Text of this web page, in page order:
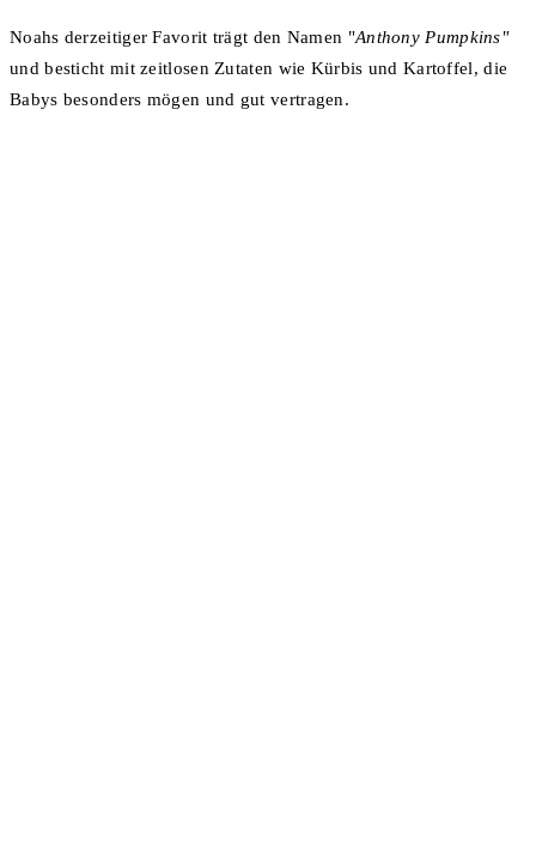
Noahs derzeitiger Favorit trägt den Namen "Anthony Pumpkins"
und besticht mit zeitlosen Zutaten wie Kürbis und Kartoffel, die
Babys besonders mögen und gut vertragen.